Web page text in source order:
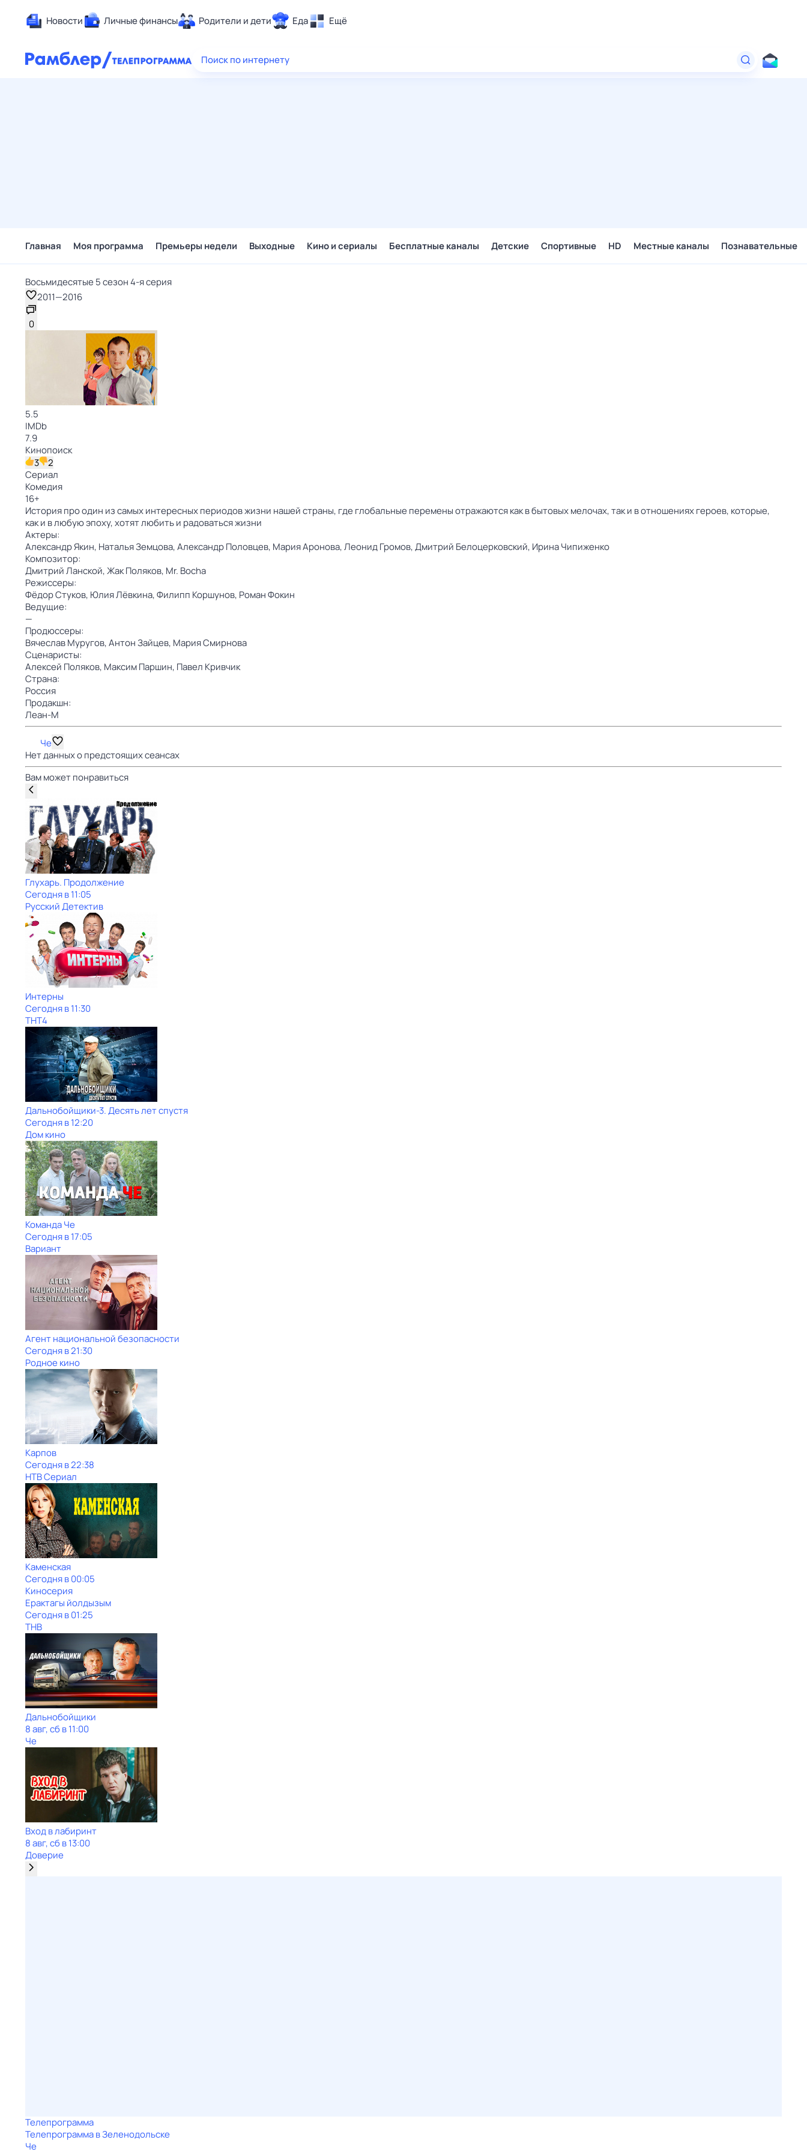
Новости Личные финансы Родители и дети Еда Ещё
Здоровье
Поиск по интернету
Главная Моя программа Премьеры недели Выходные Кино и сериалы Бесплатные каналы Детские Спортивные HD Местные каналы Познавательные
Восьмидесятые 5 сезон 4-я серия
2011—2016
0
5.5
IMDb
7.9
Кинопоиск
3
2
Сериал
Комедия
16+
История про один из самых интересных периодов жизни нашей страны, где глобальные перемены отражаются как в бытовых мелочах, так и в отношениях героев, которые,
как и в любую эпоху, хотят любить и радоваться жизни
Актеры:
Александр Якин, Наталья Земцова,Александр Половцев, Мария Аронова,Леонид Громов,Дмитрий Белоцерковский, Ирина Чипиженко
Композитор:
Дмитрий Ланской,Жак Поляков, Mr. Bocha
Режиссеры:
Фёдор Стуков, Юлия Лёвкина,Филипп Коршунов, Роман Фокин
Ведущие:
—
Продюссеры:
Вячеслав Муругов,Антон Зайцев, Мария Смирнова
Сценаристы:
Алексей Поляков, Максим Паршин, Павел Кривчик
Страна:
Россия
Продакшн:
Леан-М
Че
Нет данных о предстоящих сеансах
Вам может понравиться
Глухарь. Продолжение
Сегодня в 11:05
Русский Детектив
Интерны
Сегодня в 11:30
ТНТ4
Дальнобойщики-3. Десять лет спустя
Сегодня в 12:20
Дом кино
Команда Че
Сегодня в 17:05
Вариант
Агент национальной безопасности
Сегодня в 21:30
Родное кино
Карпов
Сегодня в 22:38
НТВ Сериал
Каменская
Сегодня в 00:05
Киносерия
Ерактагы йолдызым
Сегодня в 01:25
ТНВ
Дальнобойщики
8 авг, сб в 11:00
Че
Вход в лабиринт
8 авг, сб в 13:00
Доверие
Телепрограмма
Телепрограмма в Зеленодольске
Че